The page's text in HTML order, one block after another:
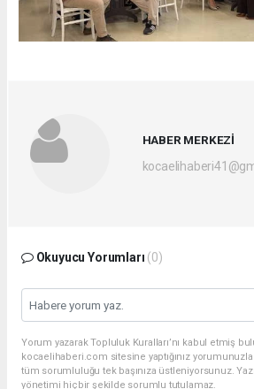
HABER MERKEZİ
Okuyucu Yorumları (0)
Yorum yazarak Topluluk Kuralları’nı kabul etmiş
kocaelihaberi.com sitesine yaptığınız
tüm sorumluluğu tek başınıza üstleniyorsunuz.
yönetimi hiçbir şekilde sorumlu tutulamaz.